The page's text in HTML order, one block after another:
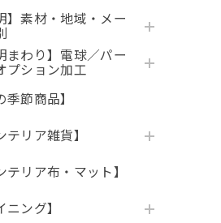
】素材・地域・メー
まわり】電球／パー
プション加工
季節商品】
テリア雑貨】
テリア布・マット】
ニング】